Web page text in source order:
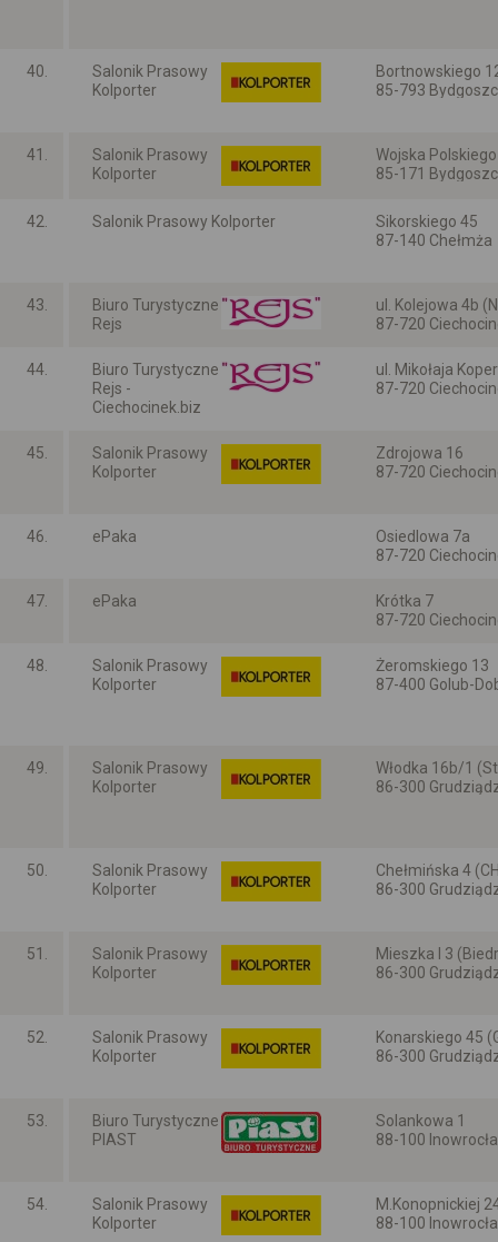
40.
Salonik Prasowy
Kolporter
Bortnowskiego
85-793
41.
Salonik Prasowy
Kolporter
Wojska
85-171
42.
Salonik Prasowy Kolporter
Sikorskiego 45
87-140 Chełmża
43.
Biuro Turystyczne
Rejs
ul. Kolejowa 4b
87-720
44.
Biuro Turystyczne
Rejs -
Ciechocinek.biz
ul. Mikołaja
87-720
45.
Salonik Prasowy
Kolporter
Zdrojowa 16
87-720
46. ePaka
Osiedlowa 7a
87-720
47.
ePaka
Krótka 7
87-720
48.
Salonik Prasowy
Kolporter
Żeromskiego 13
87-400 Golub-
49.
Salonik Prasowy
Kolporter
Włodka 16b/1
86-300
50.
Salonik Prasowy
Kolporter
Chełmińska 4
86-300
51.
Salonik Prasowy
Kolporter
Mieszka I 3
86-300
52.
Salonik Prasowy
Kolporter
Konarskiego 45
86-300
53.
Biuro Turystyczne
PIAST
Solankowa 1
88-100
54.
Salonik Prasowy
Kolporter
M.Konopnickiej
88-100